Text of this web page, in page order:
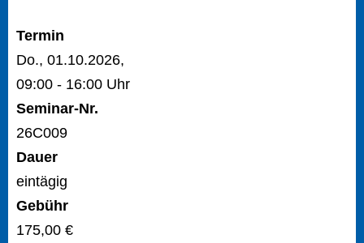
Termin
Do., 01.10.2026,
09:00 - 16:00 Uhr
Seminar-Nr.
26C009
Dauer
eintägig
Gebühr
175,00 €